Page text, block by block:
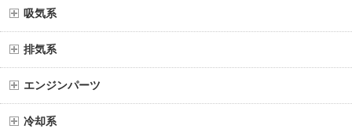
吸気系
排気系
エンジンパーツ
冷却系